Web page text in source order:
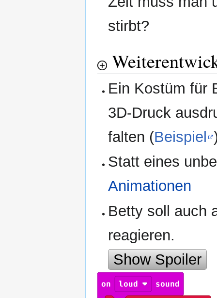
stirbt?
Ein Kostüm für
3D-Druck
falten (Beispiel
Statt eines
Animationen
Betty soll auch
reagieren.
Show Spoiler